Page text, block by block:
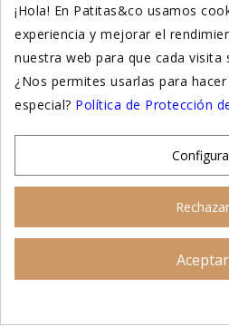
Higiene y salud gatos
Suplementación natural
Nuestras tiendas
educación
¡Hola! En Patitas&co usamos
experiencia y mejorar el
nuestra web para que cada visita
¿Nos permites usarlas para
especial? Política de Protección
Rechazar
Aceptar